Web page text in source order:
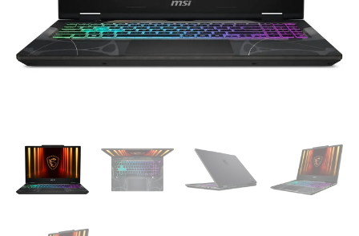
144Hz
ekranas
–
RTX
5050
–